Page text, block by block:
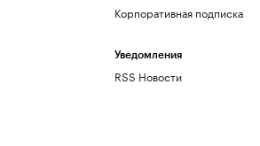
Корпоративная подписка
Уведомления
RSS Новости